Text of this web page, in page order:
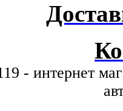
- интернет